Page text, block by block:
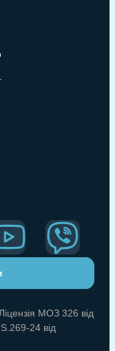
МОЗ 326 від
24 від